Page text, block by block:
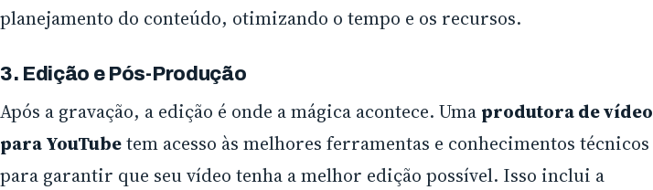
planejamento do conteúdo, otimizando o tempo e os recursos.
3. Edição e Pós-Produção
Após a gravação, a edição é onde a mágica acontece. Uma produtora de vídeo
para YouTubetem acesso às melhores ferramentas e conhecimentos técnicos
para garantir que seu vídeo tenha a melhor edição possível. Isso inclui a